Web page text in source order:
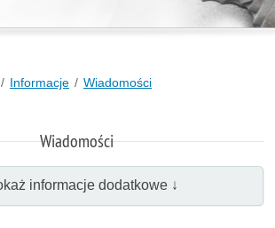
Informacje Wiadomości
Wiadomości
informacje dodatkowe ↓